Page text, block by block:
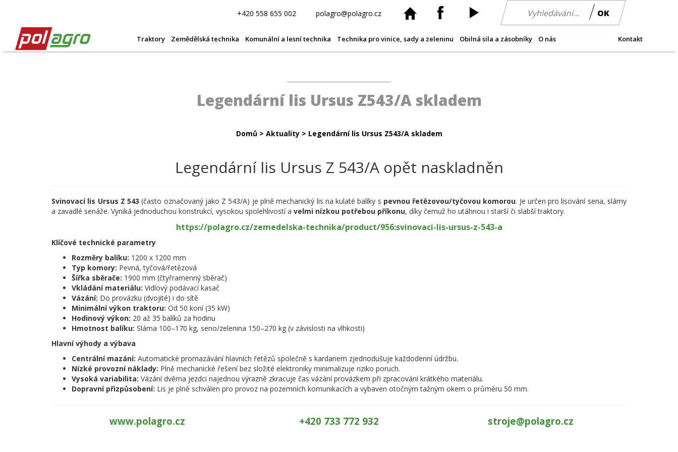
OK
+420 558 655 002 polagro@polagro.cz
Traktory Zemědělská technika Komunální a lesní technika Technika pro vinice, sady a zeleninu Obilná sila a zásobníky O nás Kontakt
Legendární lis Ursus Z543/A skladem
Domů> Aktuality> Legendární lis Ursus Z543/A skladem
Legendární lis Ursus Z 543/A opět naskladněn
Svinovací lis Ursus Z 543 (často označovaný jako Z 543/A) je plně mechanický lis na kulaté balíky s pevnou řetězovou/tyčovou komorou. Je určen pro lisování sena, slámy
a zavadlé senáže. Vyniká jednoduchou konstrukcí, vysokou spolehlivostí a velmi nízkou potřebou příkonu, díky čemuž ho utáhnou i starší či slabší traktory.
https://polagro.cz/zemedelska-technika/product/956:svinovaci-lis-ursus-z-543-a
Klíčové technické parametry
Rozměry balíku: 1200 x 1200 mm
Typ komory: Pevná, tyčová/řetězová
Šířka sběrače: 1900 mm (čtyřramenný sběrač)
Vkládání materiálu: Vidlový podávací kasač
Vázání: Do provázku (dvojité) i do sítě
Minimální výkon traktoru: Od 50 koní (35 kW)
Hodinový výkon: 20 až 35 balíků za hodinu
Hmotnost balíku: Sláma 100–170 kg, seno/zelenina 150–270 kg (v závislosti na vlhkosti)
Hlavní výhody a výbava
Centrální mazání: Automatické promazávání hlavních řetězů společně s kardanem zjednodušuje každodenní údržbu.
Nízké provozní náklady: Plně mechanické řešení bez složité elektroniky minimalizuje riziko poruch.
Vysoká variabilita: Vázání dvěma jezdci najednou výrazně zkracuje čas vázání provázkem při zpracování krátkého materiálu.
Dopravní přizpůsobení: Lis je plně schválen pro provoz na pozemních komunikacích a vybaven otočným tažným okem o průměru 50 mm.
www.polagro.cz +420 733 772 932 stroje@polagro.cz